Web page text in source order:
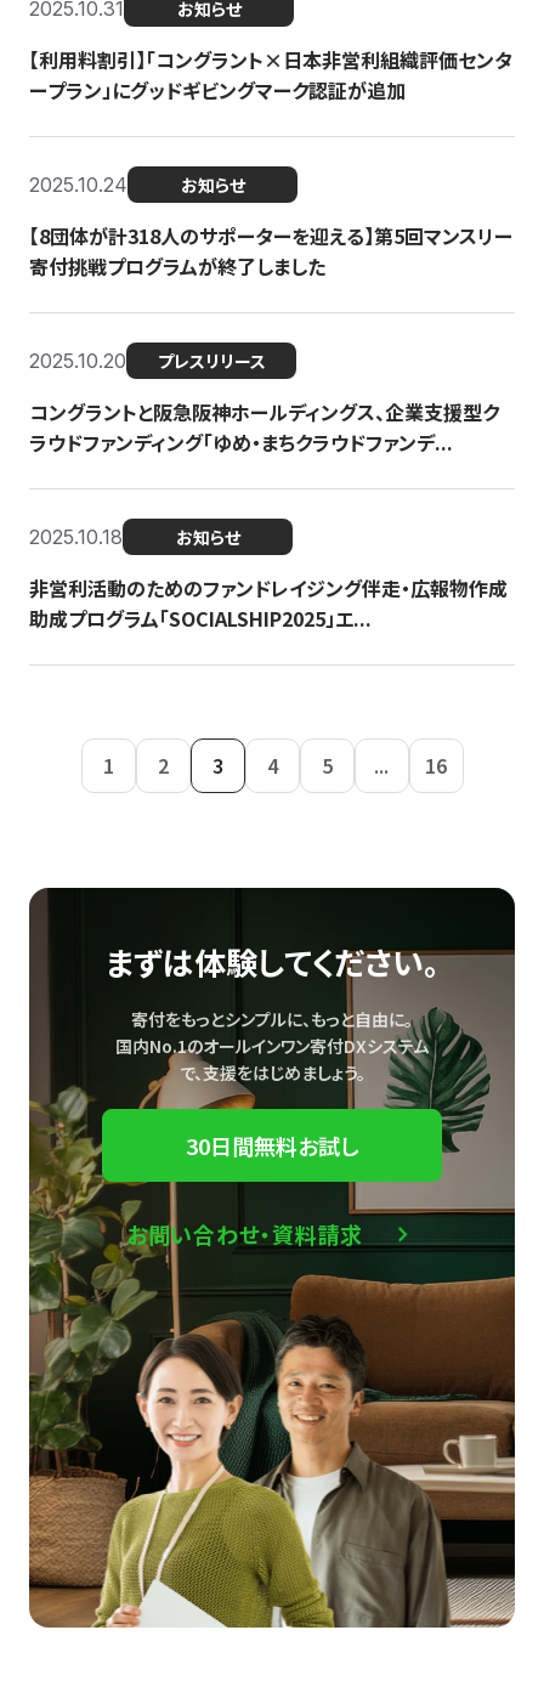
2025.10.31 お知らせ
【利用料割引】「コングラント×日本非営利組織評価センタ
ープラン」にグッドギビングマーク認証が追加
2025.10.24 お知らせ
【8団体が計318人のサポーターを迎える】​​第5回マンスリー
寄付挑戦プログラムが終了しました
2025.10.20 プレスリリース
コングラントと阪急阪神ホールディングス、企業支援型ク
ラウドファンディング「ゆめ・まちクラウドファンデ...
2025.10.18 お知らせ
非営利活動のためのファンドレイジング伴走・広報物作成
助成プログラム「SOCIALSHIP2025」エ...
1 2 3 4 5 ... 16
まずは体験してください。
寄付をもっとシンプルに、もっと自由に。
国内No.1のオールインワン寄付DXシステム
で、支援をはじめましょう。
30日間無料お試し
お問い合わせ・資料請求